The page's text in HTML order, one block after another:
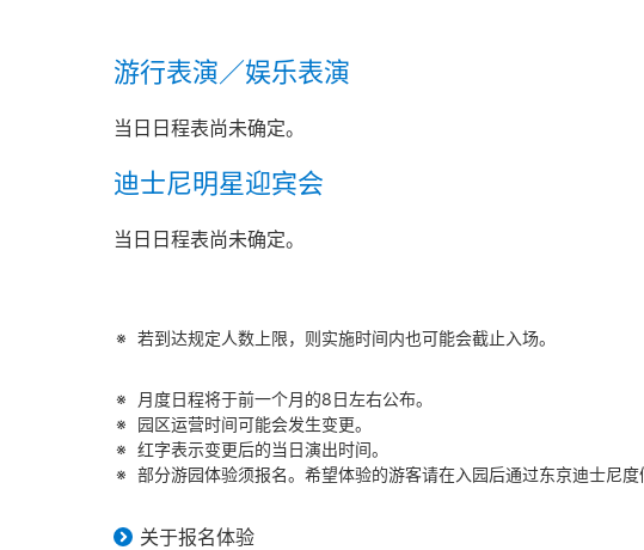
游行表演／娱乐表演
当日日程表尚未确定。
迪士尼明星迎宾会
当日日程表尚未确定。
若到达规定人数上限，则实施时间内也可能会截止入场。
月度日程将于前一个月的8日左右公布。
园区运营时间可能会发生变更。
红字表示变更后的当日演出时间。
部分游园体验须报名。希望体验的游客请在入园后通过东京迪士尼
关于报名体验